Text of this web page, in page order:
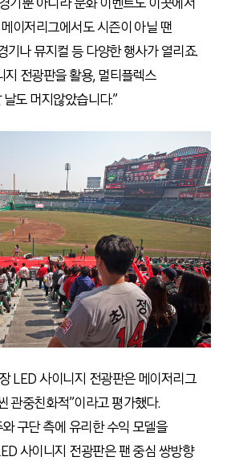
이저리그에서도 시즌이 아닐 땐
기나 뮤지컬 등 다양한 행사가 열리죠.
전광판을 활용, 멀티플렉스
도 머지않았습니다.”
LED 사이니지 전광판은 메이저리그
관중친화적”이라고 평가했다.
구단 측에 유리한 수익 모델을
사이니지 전광판은 팬 중심 쌍방향